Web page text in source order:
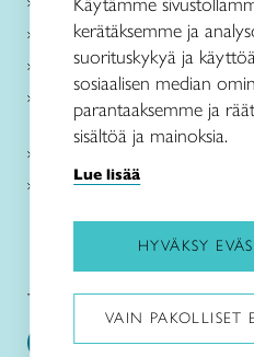
Me olemme Taito
Paikallinen toiminta
Verkkokaupat
Kirjaudu Arviin
Kirjaudu Taitocampukseen
Taitoliitto:
kerätäksemme ja
suorituskykyä ja
sosiaalisen median
parantaaksemme ja
sisältöä ja mainoksia.
Lue lisää
HYVÄKSY
VAIN PAKOLLISET